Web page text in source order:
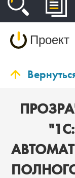
Проект